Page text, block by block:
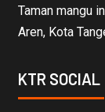
Taman mangu
Aren, Kota
KTR SOCIAL